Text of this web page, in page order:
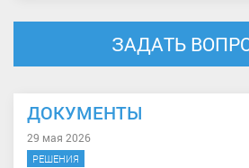
ЗАДАТЬ
ДОКУМЕНТЫ
29 мая 2026
РЕШЕНИЯ